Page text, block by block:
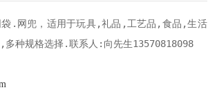
袋.网兜，适用于玩具,礼品,工艺品,食品,生活
多种规格选择.联系人:向先生13570818098